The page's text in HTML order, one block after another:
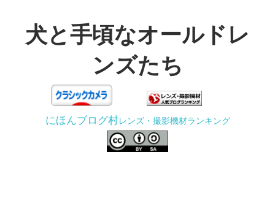
テ犬と手頃なオールドレ
ンズたち
にほんブログ村レンズ・撮影機材ランキング